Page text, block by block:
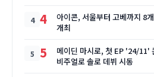
4
아이콘, 서울부터 고베까지 8
개최
5
메이딘 마시로, 첫 EP '24/11'
비주얼로 솔로 데뷔 시동